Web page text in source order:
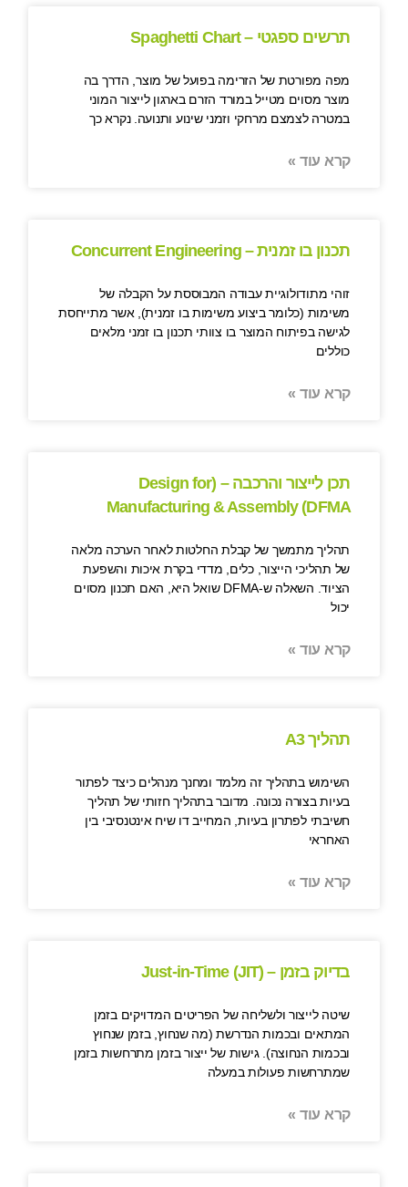
תרשים ספגטי – Spaghetti Chart
מפה מפורטת של הזרימה בפועל של מוצר, הדרך בה
מוצר מסוים מטייל במורד הזרם בארגון לייצור המוני
במטרה לצמצם מרחקי וזמני שינוע ותנועה. נקרא כך
קרא עוד »
תכנון בו זמנית – Concurrent Engineering
זוהי מתודולוגיית עבודה המבוססת על הקבלה של
משימות (כלומר ביצוע משימות בו זמנית), אשר מתייחסת
לגישה בפיתוח המוצר בו צוותי תכנון בו זמני מלאים
כוללים
קרא עוד »
תכן לייצור והרכבה – (Design for
Manufacturing & Assembly (DFMA
תהליך מתמשך של קבלת החלטות לאחר הערכה מלאה
של תהליכי הייצור, כלים, מדדי בקרת איכות והשפעת
הציוד. השאלה ש-DFMA שואל היא, האם תכנון מסוים
יכול
קרא עוד »
תהליך A3
השימוש בתהליך זה מלמד ומחנך מנהלים כיצד לפתור
בעיות בצורה נכונה. מדובר בתהליך חזותי של תהליך
חשיבתי לפתרון בעיות, המחייב דו שיח אינטנסיבי בין
האחראי
קרא עוד »
בדיוק בזמן – (Just-in-Time (JIT
שיטה לייצור ולשליחה של הפריטים המדויקים בזמן
המתאים ובכמות הנדרשת (מה שנחוץ, בזמן שנחוץ
ובכמות הנחוצה). גישות של ייצור בזמן מתרחשות בזמן
שמתרחשות פעולות במעלה
קרא עוד »